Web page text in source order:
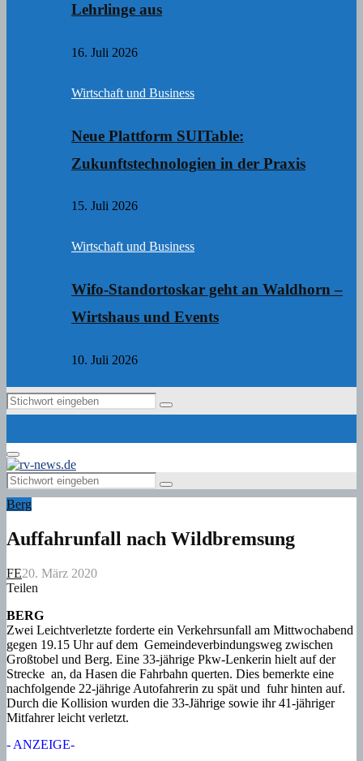
Lehrlinge aus
16. Juli 2026
Wirtschaft und Business
Neue Plattform SUITable:
Zukunftstechnologien in der Praxis
15. Juli 2026
Wirtschaft und Business
Wifo-Standortoskar geht an Waldhorn –
Wirtshaus und Events
10. Juli 2026
Search
Search
Primary
Menu
Search
for:
Search
Berg
Auffahrunfall nach Wildbremsung
FE20. März 2020
Teilen
BERG
Zwei Leichtverletzte forderte ein Verkehrsunfall am Mittwochabend
gegen 19.15 Uhr auf dem Gemeindeverbindungsweg zwischen
Großtobel und Berg. Eine 33-jährige Pkw-Lenkerin hielt auf der
Strecke an, da Hasen die Fahrbahn querten. Dies bemerkte eine
nachfolgende 22-jährige Autofahrerin zu spät und fuhr hinten auf.
Durch die Kollision wurden die 33-Jährige sowie ihr 41-jähriger
Mitfahrer leicht verletzt.
- ANZEIGE-